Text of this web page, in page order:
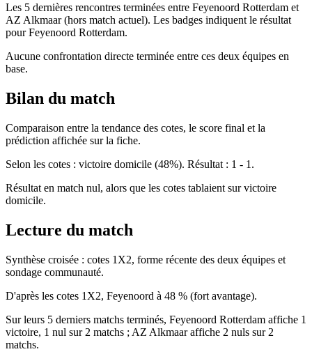
Les 5 dernières rencontres terminées entre Feyenoord Rotterdam et
AZ Alkmaar (hors match actuel). Les badges indiquent le résultat
pour Feyenoord Rotterdam.
Aucune confrontation directe terminée entre ces deux équipes en
base.
Bilan du match
Comparaison entre la tendance des cotes, le score final et la
prédiction affichée sur la fiche.
Selon les cotes : victoire domicile (48%). Résultat : 1 - 1.
Résultat en match nul, alors que les cotes tablaient sur victoire
domicile.
Lecture du match
Synthèse croisée : cotes 1X2, forme récente des deux équipes et
sondage communauté.
D'après les cotes 1X2, Feyenoord à 48 % (fort avantage).
Sur leurs 5 derniers matchs terminés, Feyenoord Rotterdam affiche 1
victoire, 1 nul sur 2 matchs ; AZ Alkmaar affiche 2 nuls sur 2
matchs.